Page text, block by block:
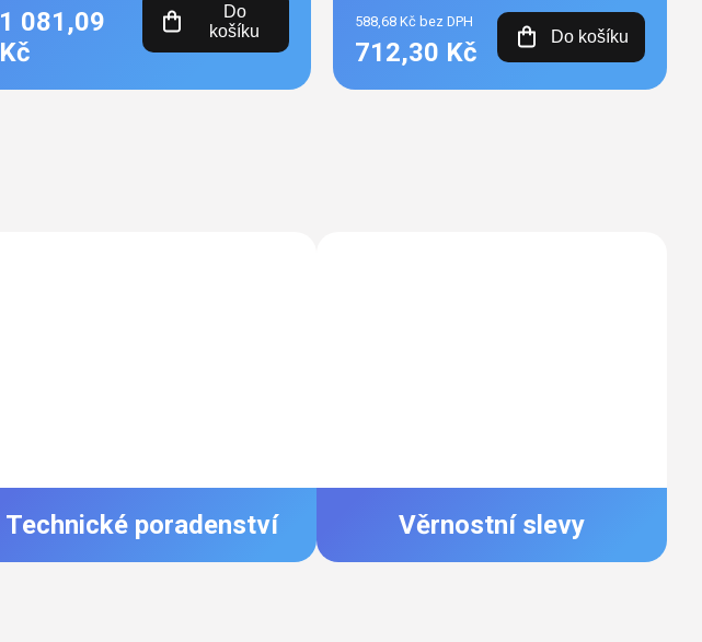
1 081,09
Kč
Do
košíku
588,68 Kč bez DPH
712,30 Kč
Do košíku
Technické poradenství Věrnostní slevy